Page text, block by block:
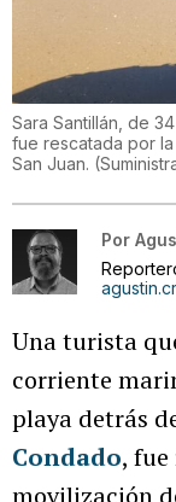
Sara Santillán, de
fue rescatada por
San Juan. (
Por
Una turista
corriente
playa detrás
Condado,
movilización